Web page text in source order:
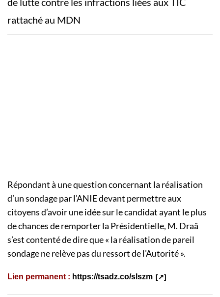
rattaché au MDN
Répondant à une question concernant la réalisation
d’un sondage par l’ANIE devant permettre aux
citoyens d’avoir une idée sur le candidat ayant le plus
de chances de remporter la Présidentielle, M. Draâ
s’est contenté de dire que « la réalisation de pareil
sondage ne relève pas du ressort de l’Autorité ».
Lien permanent : https://tsadz.co/slszm